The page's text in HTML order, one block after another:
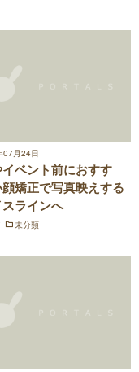
07月24日
ベント前におすす
矯正で写真映えする
ラインへ
未分類